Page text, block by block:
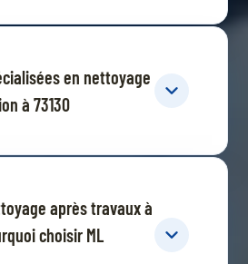
en nettoyage
à 73130
après travaux à
choisir ML